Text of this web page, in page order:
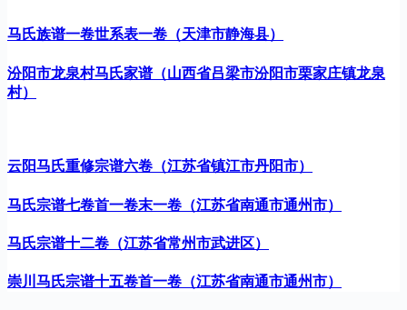
马氏族谱一卷世系表一卷（天津市静海县）
汾阳市龙泉村马氏家谱（山西省吕梁市汾阳市栗家庄镇龙泉
村）
云阳马氏重修宗谱六卷（江苏省镇江市丹阳市）
马氏宗谱七卷首一卷末一卷（江苏省南通市通州市）
马氏宗谱十二卷（江苏省常州市武进区）
崇川马氏宗谱十五卷首一卷（江苏省南通市通州市）